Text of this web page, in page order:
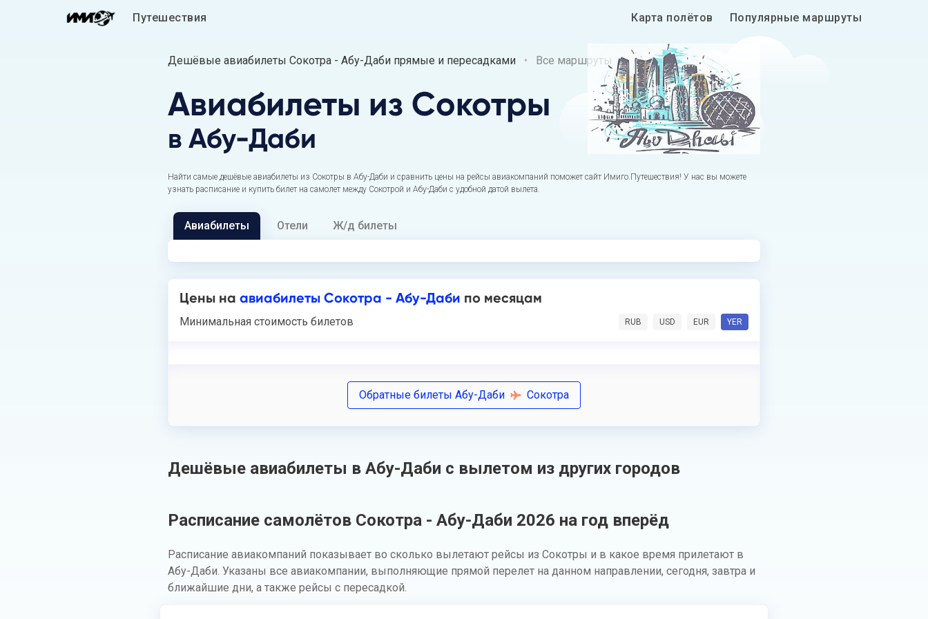
Путешествия Карта полётов Популярные маршруты
Дешёвые авиабилеты Сокотра - Абу-Даби прямые и пересадками Все маршруты
Авиабилеты из Сокотры
в Абу-Даби
Найти самые дешёвые авиабилеты из Сокотры в Абу-Даби и сравнить цены на рейсы авиакомпаний поможет сайт Имиго.Путешествия! У нас вы можете
узнать расписание и купить билет на самолет между Сокотрой и Абу-Даби с удобной датой вылета.
Авиабилеты Отели Ж/д билеты
Цены на авиабилеты Сокотра - Абу-Даби по месяцам
Минимальная стоимость билетов RUB USD EUR YER
Обратные билеты Абу-Даби Сокотра
Дешёвые авиабилеты в Абу-Даби с вылетом из других городов
Расписание самолётов Сокотра - Абу-Даби 2026 на год вперёд
Расписание авиакомпаний показывает во сколько вылетают рейсы из Сокотры и в какое время прилетают в
Абу-Даби. Указаны все авиакомпании, выполняющие прямой перелет на данном направлении, сегодня, завтра и
ближайшие дни, а также рейсы с пересадкой.